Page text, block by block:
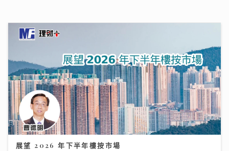
展望 2026 年下半年樓按市場
27/07/2026